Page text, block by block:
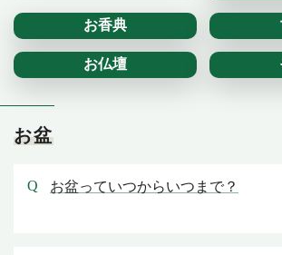
お香典
お仏壇
お盆
お盆っていつからいつまで？